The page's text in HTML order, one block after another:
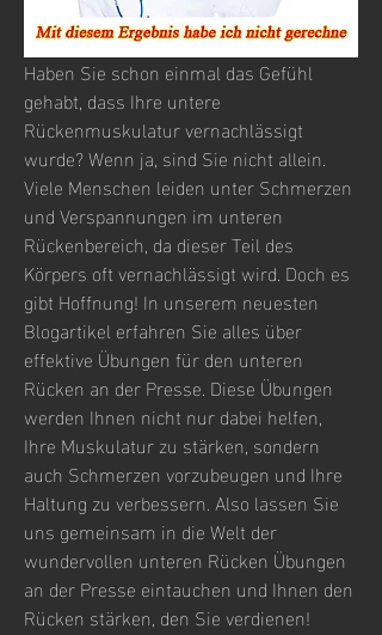
Haben Sie schon einmal das Gefühl
gehabt, dass Ihre untere
Rückenmuskulatur vernachlässigt
wurde? Wenn ja, sind Sie nicht allein.
Viele Menschen leiden unter Schmerzen
und Verspannungen im unteren
Rückenbereich, da dieser Teil des
Körpers oft vernachlässigt wird. Doch es
gibt Hoffnung! In unserem neuesten
Blogartikel erfahren Sie alles über
effektive Übungen für den unteren
Rücken an der Presse. Diese Übungen
werden Ihnen nicht nur dabei helfen,
Ihre Muskulatur zu stärken, sondern
auch Schmerzen vorzubeugen und Ihre
Haltung zu verbessern. Also lassen Sie
uns gemeinsam in die Welt der
wundervollen unteren Rücken Übungen
an der Presse eintauchen und Ihnen den
Rücken stärken, den Sie verdienen!